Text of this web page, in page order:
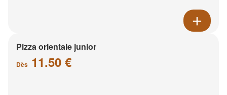
Pizza orientale junior
Dès 11.50 €